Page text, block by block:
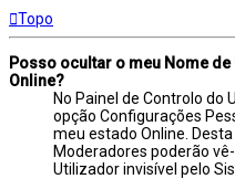
Topo
Posso ocultar o meu Nome
Online?
No Painel de Controlo do
opção Configurações
meu estado Online.
Moderadores poderão
Utilizador invisível pelo